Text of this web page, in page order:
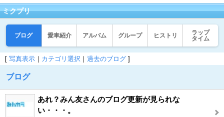
ミクプリ
ブログ 愛車紹介 アルバム グループ ヒストリ
ラップ
タイム
[ 写真表示 ｜ カテゴリ選択 ｜ 過去のブログ ]
ブログ
あれ？みん友さんのブログ更新が見られな
い・・・。